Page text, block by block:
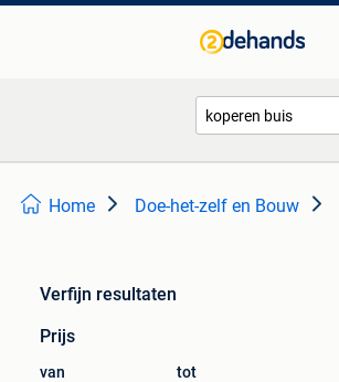
Home Doe-het-zelf en Bouw
Verfijn resultaten
Prijs
van tot